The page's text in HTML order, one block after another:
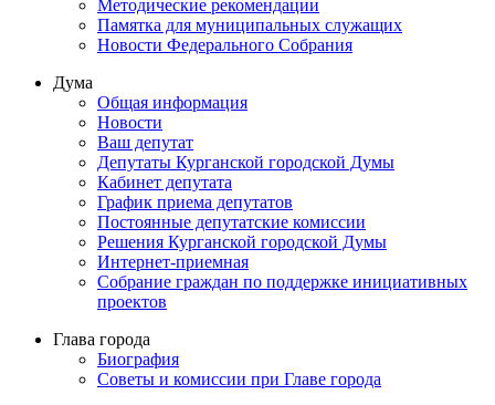
Методические рекомендации
Памятка для муниципальных служащих
Новости Федерального Cобрания
Дума
Общая информация
Новости
Ваш депутат
Депутаты Курганской городской Думы
Кабинет депутата
График приема депутатов
Постоянные депутатские комиссии
Решения Курганской городской Думы
Интернет-приемная
Собрание граждан по поддержке инициативных
проектов
Глава города
Биография
Советы и комиссии при Главе города